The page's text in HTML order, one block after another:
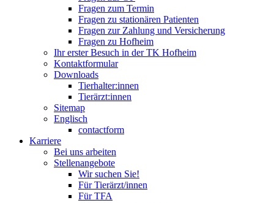
Fragen zum Termin
Fragen zu stationären Patienten
Fragen zur Zahlung und Versicherung
Fragen zu Hofheim
Ihr erster Besuch in der TK Hofheim
Kontaktformular
Downloads
Tierhalter:innen
Tierärzt:innen
Sitemap
Englisch
contactform
Karriere
Bei uns arbeiten
Stellenangebote
Wir suchen Sie!
Für Tierärzt/innen
Für TFA